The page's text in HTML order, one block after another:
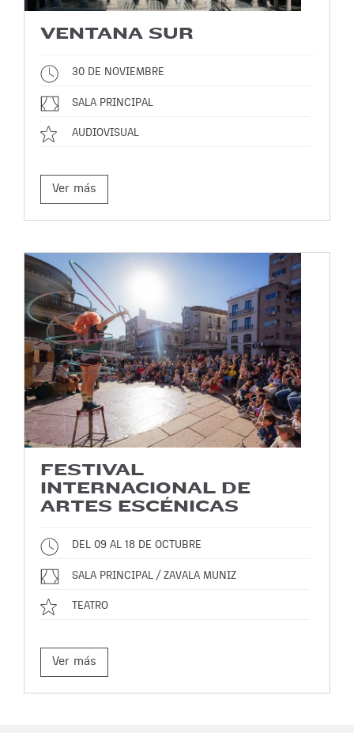
VENTANA SUR
30 DE NOVIEMBRE
SALA PRINCIPAL
AUDIOVISUAL
Ver más
FESTIVAL
INTERNACIONAL DE
ARTES ESCÉNICAS
DEL 09 AL 18 DE OCTUBRE
SALA PRINCIPAL / ZAVALA MUNIZ
TEATRO
Ver más